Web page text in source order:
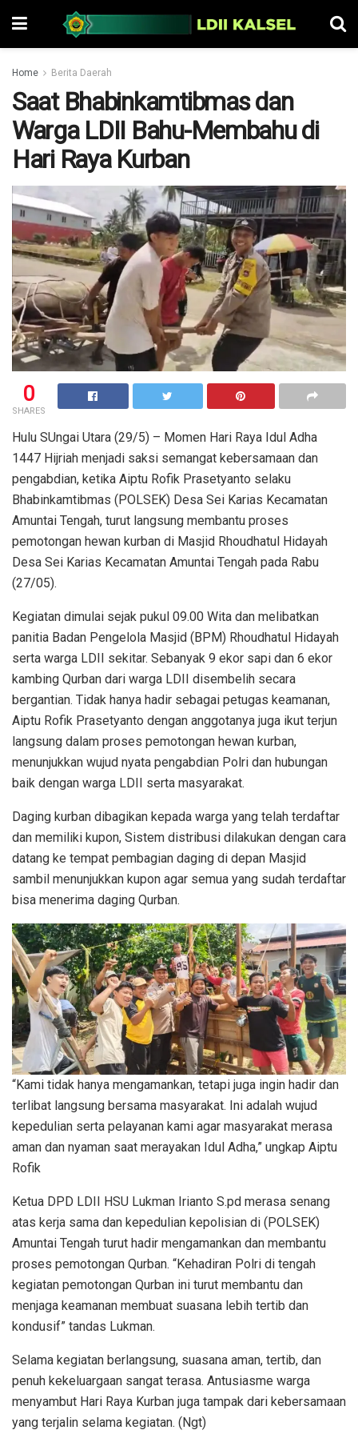
Home Berita Daerah
Saat Bhabinkamtibmas dan
Warga LDII Bahu-Membahu di
Hari Raya Kurban
0
SHARES
Hulu SUngai Utara (29/5) – Momen Hari Raya Idul Adha
1447 Hijriah menjadi saksi semangat kebersamaan dan
pengabdian, ketika Aiptu Rofik Prasetyanto selaku
Bhabinkamtibmas (POLSEK) Desa Sei Karias Kecamatan
Amuntai Tengah, turut langsung membantu proses
pemotongan hewan kurban di Masjid Rhoudhatul Hidayah
Desa Sei Karias Kecamatan Amuntai Tengah pada Rabu
(27/05).
Kegiatan dimulai sejak pukul 09.00 Wita dan melibatkan
panitia Badan Pengelola Masjid (BPM) Rhoudhatul Hidayah
serta warga LDII sekitar. Sebanyak 9 ekor sapi dan 6 ekor
kambing Qurban dari warga LDII disembelih secara
bergantian. Tidak hanya hadir sebagai petugas keamanan,
Aiptu Rofik Prasetyanto dengan anggotanya juga ikut terjun
langsung dalam proses pemotongan hewan kurban,
menunjukkan wujud nyata pengabdian Polri dan hubungan
baik dengan warga LDII serta masyarakat.
Daging kurban dibagikan kepada warga yang telah terdaftar
dan memiliki kupon, Sistem distribusi dilakukan dengan cara
datang ke tempat pembagian daging di depan Masjid
sambil menunjukkan kupon agar semua yang sudah terdaftar
bisa menerima daging Qurban.
“Kami tidak hanya mengamankan, tetapi juga ingin hadir dan
terlibat langsung bersama masyarakat. Ini adalah wujud
kepedulian serta pelayanan kami agar masyarakat merasa
aman dan nyaman saat merayakan Idul Adha,” ungkap Aiptu
Rofik
Ketua DPD LDII HSU Lukman Irianto S.pd merasa senang
atas kerja sama dan kepedulian kepolisian di (POLSEK)
Amuntai Tengah turut hadir mengamankan dan membantu
proses pemotongan Qurban. “Kehadiran Polri di tengah
kegiatan pemotongan Qurban ini turut membantu dan
menjaga keamanan membuat suasana lebih tertib dan
kondusif” tandas Lukman.
Selama kegiatan berlangsung, suasana aman, tertib, dan
penuh kekeluargaan sangat terasa. Antusiasme warga
menyambut Hari Raya Kurban juga tampak dari kebersamaan
yang terjalin selama kegiatan. (Ngt)